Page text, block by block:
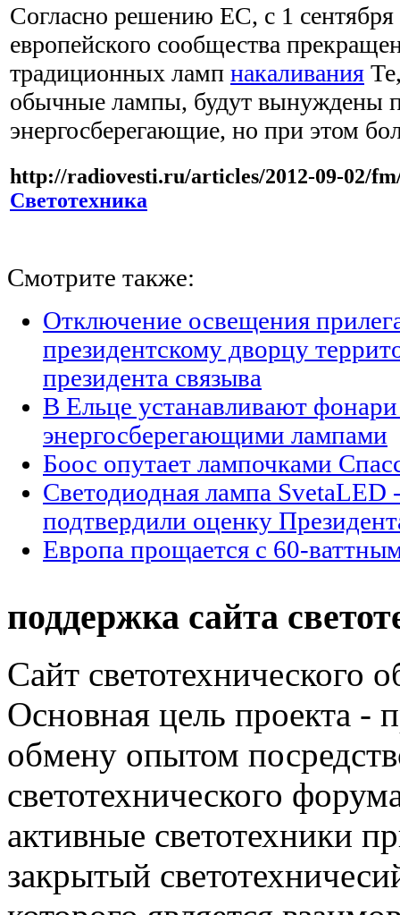
Согласно решению ЕС, с 1 сентября
европейского сообщества
традиционных ламп накаливания
обычные лампы, будут вынуждены
энергосберегающие, но при этом
http://radiovesti.ru/articles/2012-09-02/
Светотехника
Смотрите также:
Отключение освещения
президентскому дворцу
президента связыва
В Ельце устанавливают
энергосберегающими лампами
Боос опутает лампочками
Светодиодная лампа SvetaLED
подтвердили оценку
Европа прощается с 60-
поддержка сайта
Сайт светотехнического
Основная цель проекта -
обмену опытом
светотехнического
активные светотехники
закрытый